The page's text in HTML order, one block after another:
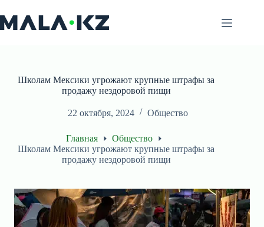
к
сути
Школам Мексики угрожают крупные штрафы за
продажу нездоровой пищи
22 октября, 2024 Общество
Главная
Общество
Школам Мексики угрожают крупные штрафы за
продажу нездоровой пищи